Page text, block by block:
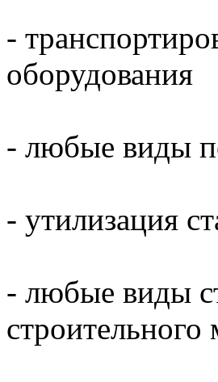
-
оборудования
- любые виды
- утилизация
- любые виды
строительного